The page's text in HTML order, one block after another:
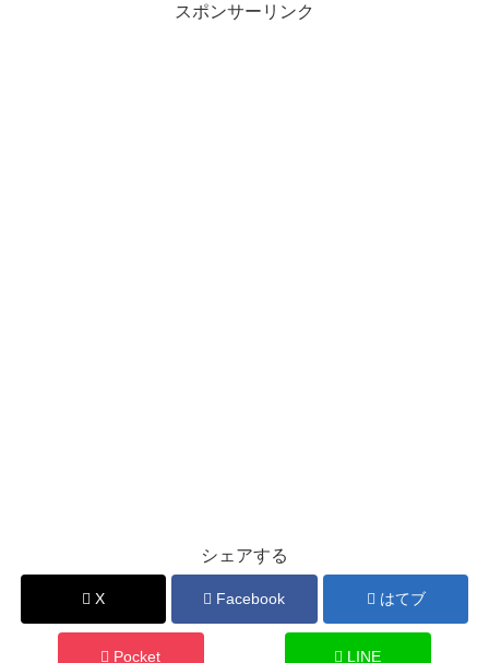
スポンサーリンク
シェアする
X Facebook はてブ
Pocket LINE